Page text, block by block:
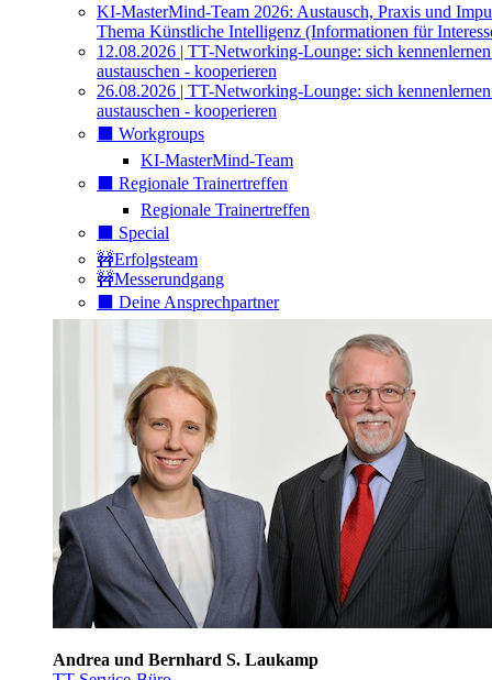
KI-MasterMind-Team 2026: Austausch, Praxis und
Thema Künstliche Intelligenz (Informationen für
12.08.2026 | TT-Networking-Lounge: sich
austauschen - kooperieren
26.08.2026 | TT-Networking-Lounge: sich
austauschen - kooperieren
⬛️ Workgroups
KI-MasterMind-Team
⬛️ Regionale Trainertreffen
Regionale Trainertreffen
⬛️ Special
🚧Erfolgsteam
🚧Messerundgang
⬛️ Deine Ansprechpartner
Andrea und Bernhard S. Laukamp